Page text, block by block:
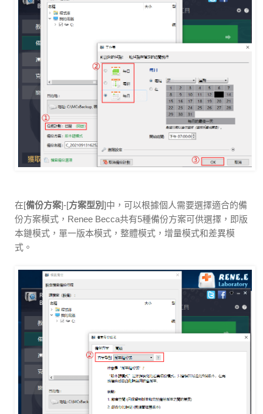
在[備份方案]-[方案型別 ]中，可以根據個人需要選擇適合的備
份方案模式，Renee Becca共有5種備份方案可供選擇，即版
本鏈模式，單一版本模式，整體模式，增量模式和差異模
式。